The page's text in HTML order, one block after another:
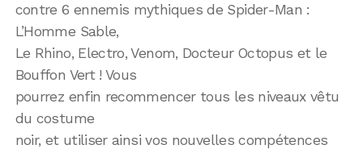
contre 6 ennemis mythiques de Spider-Man :
L’Homme Sable,
Le Rhino, Electro, Venom, Docteur Octopus et le
Bouffon Vert ! Vous
pourrez enfin recommencer tous les niveaux vêtu
du costume
noir, et utiliser ainsi vos nouvelles compétences